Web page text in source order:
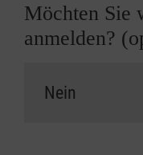
Möchten Sie
anmelden?